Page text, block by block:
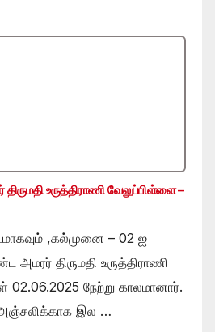
உருத்திராணி வேலுப்பிள்ளை –
,கல்முனை – 02 ஐ
அமரர் திருமதி உருத்திராணி
நேற்று காலமானார்.
இல …